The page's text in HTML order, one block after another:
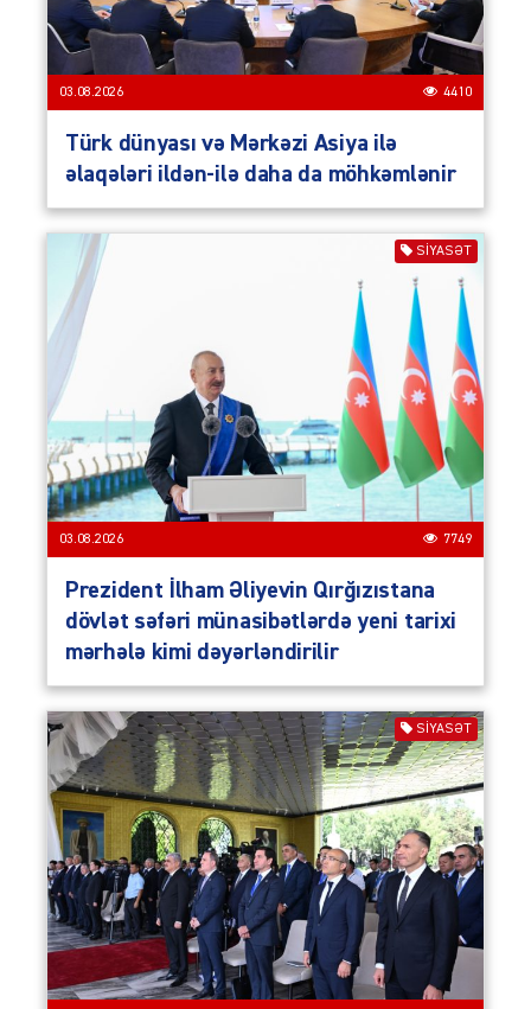
03.08.2026 4410
Türk dünyası və Mərkəzi Asiya ilə
əlaqələri ildən-ilə daha da möhkəmlənir
SIYASƏT
03.08.2026 7749
Prezident İlham Əliyevin Qırğızıstana
dövlət səfəri münasibətlərdə yeni tarixi
mərhələ kimi dəyərləndirilir
SIYASƏT